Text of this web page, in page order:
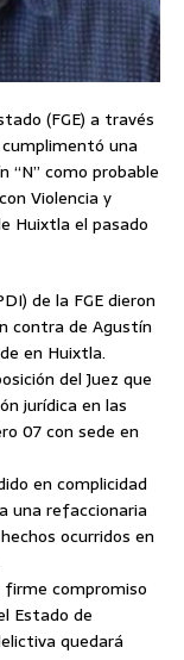
(FGE) a través
una
“N” como probable
Violencia y
Huixtla el pasado
de la FGE dieron
contra de Agustín
en Huixtla.
del Juez que
jurídica en las
07 con sede en
en complicidad
una refaccionaria
ocurridos en
firme compromiso
Estado de
quedará